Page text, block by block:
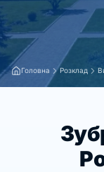
Головна Розклад